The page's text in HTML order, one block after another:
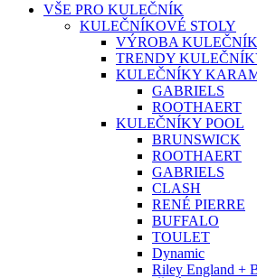
VŠE PRO KULEČNÍK
KULEČNÍKOVÉ STOLY
VÝROBA
TRENDY
KULEČNÍKY
GABRIELS
ROOTHAERT
KULEČNÍKY POOL
BRUNSWICK
ROOTHAERT
GABRIELS
CLASH
RENÉ PIERRE
BUFFALO
TOULET
Dynamic
Riley England +